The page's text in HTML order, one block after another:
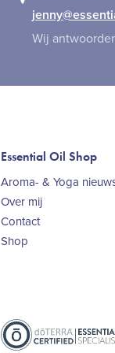
Wij
Essential Oil Shop
Aroma- & Yoga
Over mij
Contact
Shop